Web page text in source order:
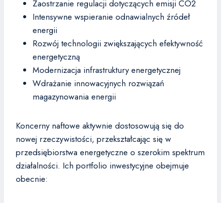
Zaostrzanie regulacji dotyczących emisji CO2
Intensywne wspieranie odnawialnych źródeł
energii
Rozwój technologii zwiększających efektywność
energetyczną
Modernizacja infrastruktury energetycznej
Wdrażanie innowacyjnych rozwiązań
magazynowania energii
Koncerny naftowe aktywnie dostosowują się do
nowej rzeczywistości, przekształcając się w
przedsiębiorstwa energetyczne o szerokim spektrum
działalności. Ich portfolio inwestycyjne obejmuje
obecnie: